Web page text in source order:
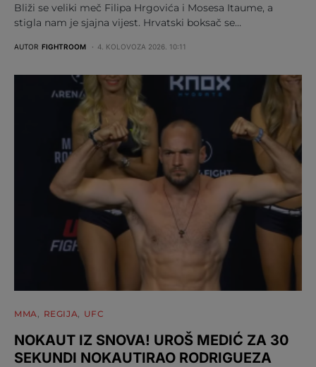
Bliži se veliki meč Filipa Hrgovića i Mosesa Itaume, a
stigla nam je sjajna vijest. Hrvatski boksač se…
AUTOR FIGHTROOM 4. KOLOVOZA 2026. 10:11
MMA REGIJA UFC
NOKAUT IZ SNOVA! UROŠ MEDIĆ ZA 30
SEKUNDI NOKAUTIRAO RODRIGUEZA